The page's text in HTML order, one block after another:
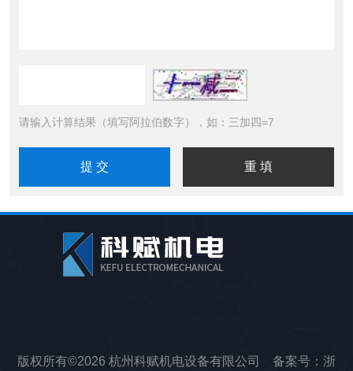
请输入计算结果（填写阿拉伯数字），如：三加四=7
版权所有©2026 杭州科赋机电设备有限公司 备案号： 浙